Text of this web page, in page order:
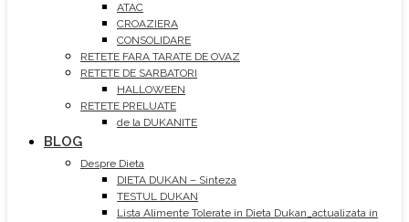
ATAC
CROAZIERA
CONSOLIDARE
RETETE FARA TARATE DE OVAZ
RETETE DE SARBATORI
HALLOWEEN
RETETE PRELUATE
de la DUKANITE
BLOG
Despre Dieta
DIETA DUKAN – Sinteza
TESTUL DUKAN
Lista Alimente Tolerate in Dieta Dukan_actualizata in